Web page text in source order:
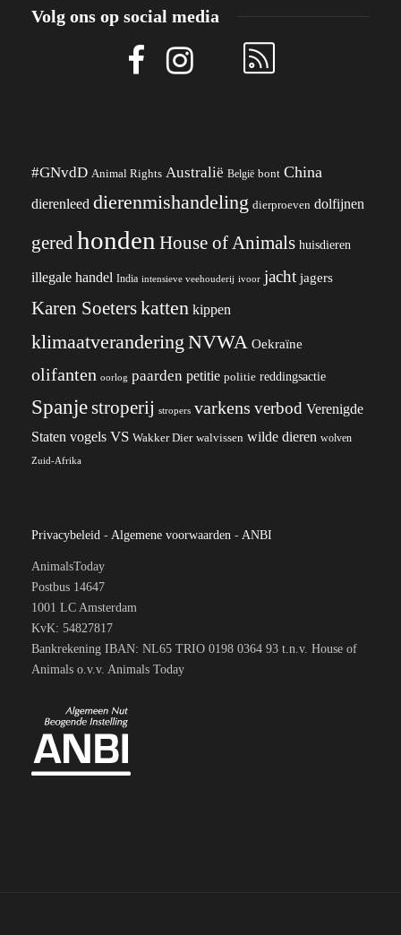
Volg ons op social media
#GNvdD Animal Rights Australië België bont China
dierenleed dierenmishandeling dierproeven dolfijnen
gered honden House of Animals huisdieren
illegale handel India intensieve veehouderij ivoor jacht jagers
Karen Soeterskatten kippen
klimaatverandering NVWA Oekraïne
olifanten oorlog paarden petitie politie reddingsactie
Spanjestroperij stropers varkens verbod Verenigde
Staten vogels VS Wakker Dier walvissen wilde dieren wolven
Zuid-Afrika
Privacybeleid - Algemene voorwaarden - ANBI
AnimalsToday
Postbus 14647
1001 LC Amsterdam
KvK: 54827817
Bankrekening IBAN: NL65 TRIO 0198 0364 93 t.n.v. House of
Animals o.v.v. Animals Today